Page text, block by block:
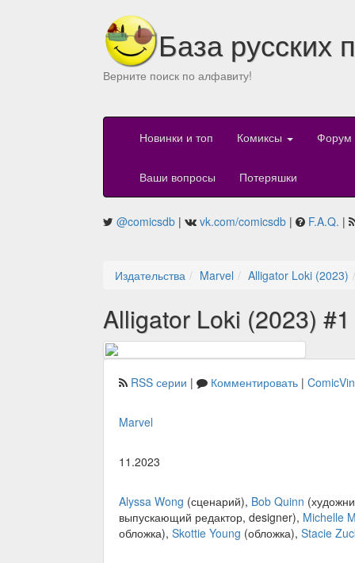
База русских
Верните поиск по алфавиту!
Новинки и топ Комиксы Форум
Ваши вопросы Потеряшки
@comicsdb | vk.com/comicsdb | F.A.Q. |
Издательства Marvel Alligator Loki (2023)
Alligator Loki (2023) #1
RSS серии | Комментировать |
Marvel
11.2023
Alyssa Wong (сценарий), Bob Quinn
выпускающий редактор, designer), Michelle
обложка), Skottie Young (обложка), Stacie